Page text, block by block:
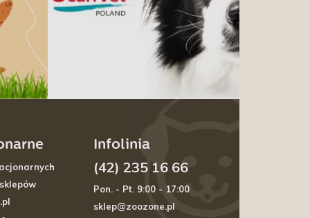
Infolinia
(42) 235 16 66
Pon. - Pt. 9:00 - 17:00
sklep@zoozone.pl